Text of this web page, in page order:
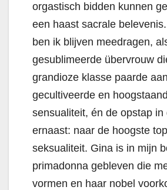
orgastisch bidden kunnen
een haast sacrale
ben ik blijven meedragen,
gesublimeerde übervrouw
grandioze klasse paarde aan
gecultiveerde en
sensualiteit, én de opstap in
ernaast: naar de hoogste
seksualiteit. Gina is in mijn
primadonna gebleven die
vormen en haar nobel